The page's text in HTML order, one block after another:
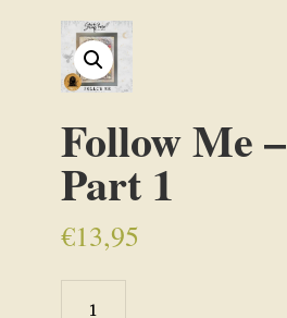
Follow Me –
Part 1
€13,95